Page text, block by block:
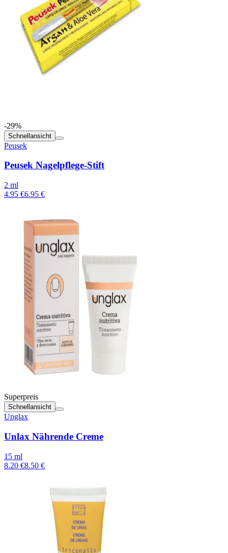
-29%
Schnellansicht
Peusek
Peusek Nagelpflege-Stift
2 ml
4.95 €6.95 €
Superpreis
Schnellansicht
Unglax
Unlax Nährende Creme
15 ml
8.20 €8.50 €